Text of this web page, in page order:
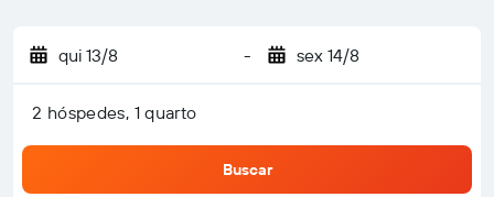
qui 13/8 - sex 14/8
2 hóspedes, 1 quarto
Buscar